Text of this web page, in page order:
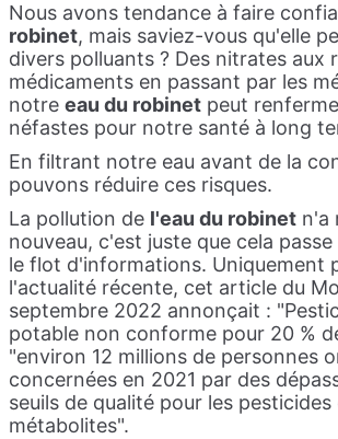
Nous avons tendance à faire
robinet, mais saviez-vous qu'elle
divers polluants ? Des nitrates aux
médicaments en passant par les
notre eau du robinet peut
néfastes pour notre santé à long
En filtrant notre eau avant de la
pouvons réduire ces risques.
La pollution de l'eau du robinet n'a
nouveau, c'est juste que cela
le flot d'informations. Uniquement
l'actualité récente, cet article du
septembre 2022 annonçait :
potable non conforme pour 20 %
"environ 12 millions de personnes
concernées en 2021 par des
seuils de qualité pour les pesticides
métabolites".